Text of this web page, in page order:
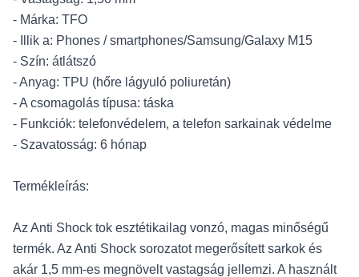
- Márka: TFO
- Illik a: Phones / smartphones/Samsung/Galaxy M15
- Szín: átlátszó
- Anyag: TPU (hőre lágyuló poliuretán)
- A csomagolás típusa: táska
- Funkciók: telefonvédelem, a telefon sarkainak védelme
- Szavatosság: 6 hónap
Termékleírás:
Az Anti Shock tok esztétikailag vonzó, magas minőségű
termék. Az Anti Shock sorozatot megerősített sarkok és
akár 1,5 mm-es megnövelt vastagság jellemzi. A használt